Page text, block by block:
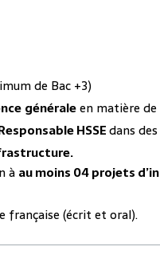
de Bac +3)
généraleen matière
HSSEdans
àau moins 04 projets
française (écrit et oral).